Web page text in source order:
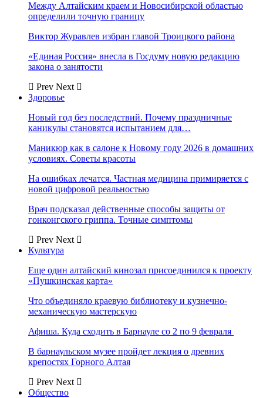
Между Алтайским краем и Новосибирской областью
определили точную границу
Виктор Журавлев избран главой Троицкого района
«Единая Россия» внесла в Госдуму новую редакцию
закона о занятости
Prev Next
Здоровье
Новый год без последствий. Почему праздничные
каникулы становятся испытанием для…
Маникюр как в салоне к Новому году 2026 в домашних
условиях. Советы красоты
На ошибках лечатся. Частная медицина примиряется с
новой цифровой реальностью
Врач подсказал действенные способы защиты от
гонконгского гриппа. Точные симптомы
Prev Next
Культура
Еще один алтайский кинозал присоединился к проекту
«Пушкинская карта»
Что объединяло краевую библиотеку и кузнечно-
механическую мастерскую
Афиша. Куда сходить в Барнауле со 2 по 9 февраля
В барнаульском музее пройдет лекция о древних
крепостях Горного Алтая
Prev Next
Общество